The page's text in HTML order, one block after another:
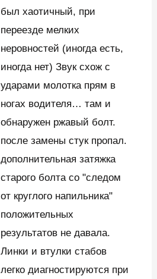
был хаотичный, при
переезде мелких
неровностей (иногда есть,
иногда нет) Звук схож с
ударами молотка прям в
ногах водителя… там и
обнаружен ржавый болт.
после замены стук пропал.
дополнительная затяжка
старого болта со "следом
от круглого напильника"
положительных
результатов не давала.
Линки и втулки стабов
легко диагностируются при